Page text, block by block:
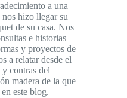
a una
nos hizo llegar su
de su casa. Nos
e historias
y proyectos de
a relatar desde el
contras del
madera de la que
este blog.